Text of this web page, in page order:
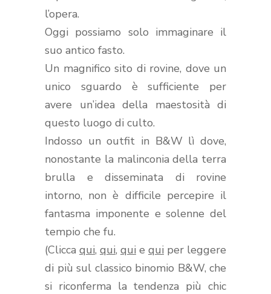
l’opera.
Oggi possiamo solo immaginare il
suo antico fasto.
Un magnifico sito di rovine, dove un
unico sguardo è sufficiente per
avere un’idea della maestosità di
questo luogo di culto.
Indosso un outfit in B&W lì dove,
nonostante la malinconia della terra
brulla e disseminata di rovine
intorno, non è difficile percepire il
fantasma imponente e solenne del
tempio che fu.
(Clicca qui, qui, qui e qui per leggere
di più sul classico binomio B&W, che
si riconferma la tendenza più chic